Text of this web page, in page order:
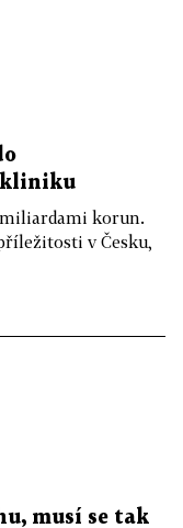
kliniku
korun.
v Česku,
musí se tak